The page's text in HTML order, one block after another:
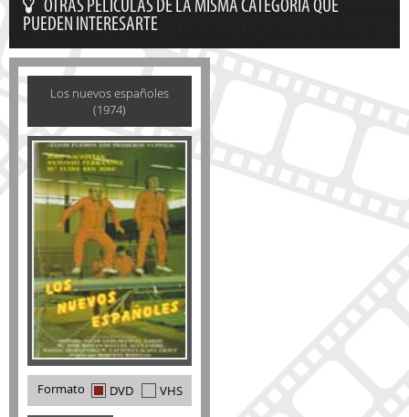
OTRAS PELÍCULAS DE LA MISMA CATEGORÍA QUE
PUEDEN INTERESARTE
Los nuevos españoles
(1974)
Formato DVD VHS